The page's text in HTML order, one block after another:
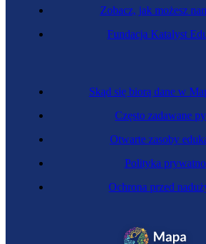
Zawód przyszłości
Skąd się biorą dane w
Często zadawane
Otwarte zasoby
Polityka
Ochrona przed
Zobacz, jak możesz
Fundacja Katalyst